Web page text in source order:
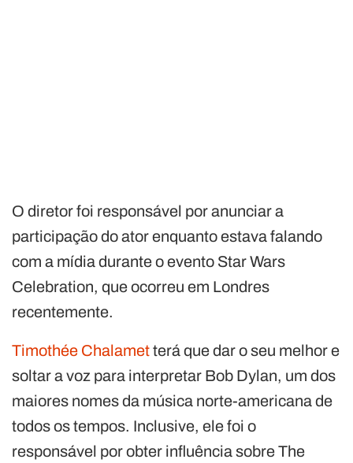
O diretor foi responsável por anunciar a
participação do ator enquanto estava falando
com a mídia durante o evento Star Wars
Celebration, que ocorreu em Londres
recentemente.
Timothée Chalametterá que dar o seu melhor e
soltar a voz para interpretar Bob Dylan, um dos
maiores nomes da música norte-americana de
todos os tempos. Inclusive, ele foi o
responsável por obter influência sobre The